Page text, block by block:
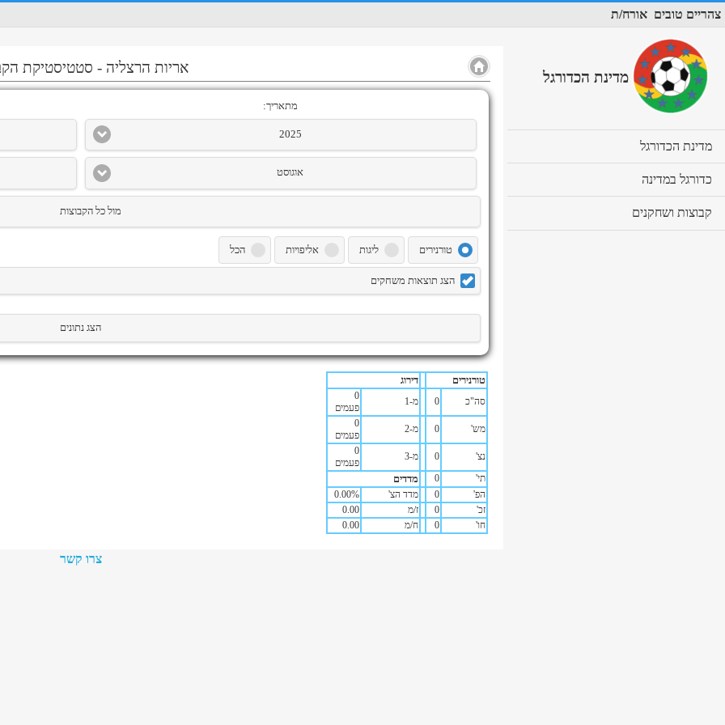
צהריים טובים אורח/ת
אריות הרצליה - סטטיסטיקת
מתאריך:
2025
אוגוסט
מול כל הקבוצות
טורנירים ליגות אליפויות הכל
הצג תוצאות משחקים
הצג נתונים
טורנירים דירוג
סה"כ 0 מ-1
0
פעמים
מש'
0 מ-2
0
פעמים
נצ'
0 מ-3
0
פעמים
תי'
0 מדדים
הפ' 0 מדד הצ' 0.00%
זכ'
0 ז/מ
0.00
חו'
0 ח/מ 0.00
צרו קשר
מדינת הכדורגל
מדינת הכדורגל
to
כדורגל במדינה
to
קבוצות ושחקנים
to